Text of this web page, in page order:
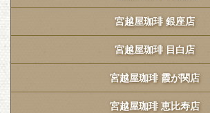
宮越屋珈琲 銀座店
宮越屋珈琲 目白店
宮越屋珈琲 霞が関店
宮越屋珈琲 恵比寿店